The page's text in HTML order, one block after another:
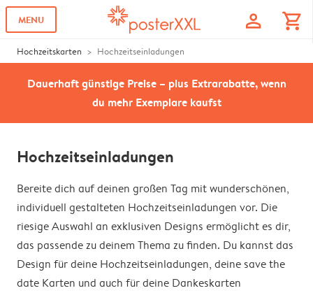
MENU profile shopping_cart
Hochzeitskarten Hochzeitseinladungen
Dauerhaft günstige Preise – plus Extrarabatte, wenn
du mehr Exemplare kaufst
Hochzeitseinladungen
Bereite dich auf deinen großen Tag mit wunderschönen,
individuell gestalteten Hochzeitseinladungen vor. Die
riesige Auswahl an exklusiven Designs ermöglicht es dir,
das passende zu deinem Thema zu finden. Du kannst das
Design für deine Hochzeitseinladungen, deine save the
date Karten und auch für deine Dankeskarten